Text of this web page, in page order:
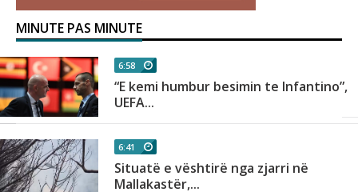
MINUTE PAS MINUTE
6:58
“E kemi humbur besimin te Infantino”,
UEFA...
6:41
Situatë e vështirë nga zjarri në
Mallakastër,...